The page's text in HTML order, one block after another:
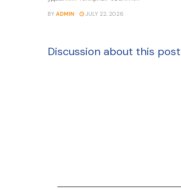
BY ADMIN JULY 22, 2026
Discussion about this post